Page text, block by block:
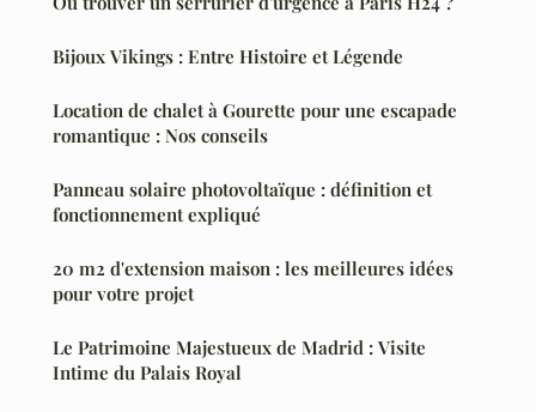
Bijoux Vikings : Entre Histoire et Légende
Location de chalet à Gourette pour une escapade
romantique : Nos conseils
Panneau solaire photovoltaïque : définition et
fonctionnement expliqué
20 m2 d'extension maison : les meilleures idées
pour votre projet
Le Patrimoine Majestueux de Madrid : Visite
Intime du Palais Royal